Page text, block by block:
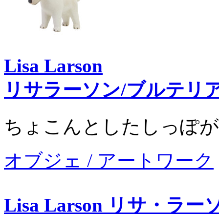
Lisa Larson
リサラーソン/ブルテリ
ちょこんとしたしっぽ
オブジェ / アートワーク
Lisa Larson リサ・ラー